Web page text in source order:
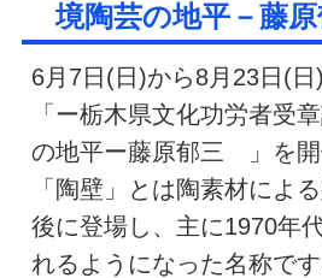
境陶芸の地平－藤
6月7日(日)から8月23日(
「ー栃木県文化功労者受
の地平ー藤原郁三 」を
「陶壁」とは陶素材によ
後に登場し、主に1970年
れるようになった名称で